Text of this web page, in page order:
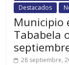
Destacados
Municipio
Tababela
28 septiembre,